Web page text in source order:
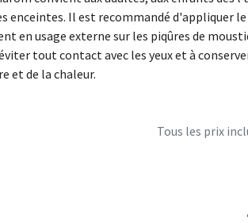
enceintes. Il est recommandé d'appliquer
en usage externe sur les piqûres de
tout contact avec les yeux et à
et de la chaleur.
Tous les prix